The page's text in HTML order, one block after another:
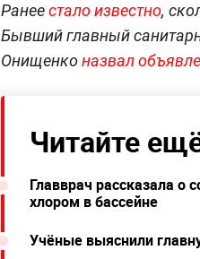
Ранеестало известно,
Бывший главный
Онищенконазвал
Читайте
Главврач рассказала о
хлором в бассейне
Учёные выяснили